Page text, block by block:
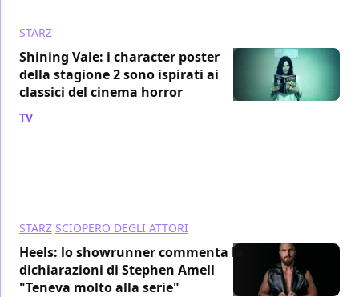
STARZ
Shining Vale: i character poster
della stagione 2 sono ispirati ai
classici del cinema horror
TV
STARZ SCIOPERO DEGLI ATTORI
Heels: lo showrunner commenta le
dichiarazioni di Stephen Amell
"Teneva molto alla serie"